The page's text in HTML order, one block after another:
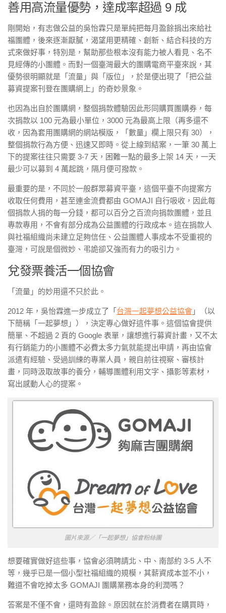
善用高流量優勢，達成率超過 9 成
剛開始，有志做公益的吳怡霖只是單純把每月盈餘捐出來給社
福團體，後來逐漸厭膩，渴望用更精確、創新、結合科技的方
式來做好事，特別是，幫助那些根本沒有能力被人看見、名不
見經傳的小團體。而對一個臺灣最大的團購電商平臺來說，其
優勢很明顯就是「流量」與「版位」，於是便出現了「把公益
募資提案刊登在團購網上」的奇妙景象。
也因為出自於團購網，整個捐款體驗因此形同購買團購券，每
次捐款以 100 元為最小單位，3000 元為最高上限（再多還不
收，因為套用團購網的網站模版，「數量」欄上限只有 30），
整個捐款行為方便、迅速又即時。從上線到結案，一筆 30 萬上
下的提案往往只需要 3-7 天，困難一點的最多上架 14 天，一天
最少可以募到 4 萬起跳，隔月便可撥款。
最重要的是，不同於一般群眾募資平臺，這個平臺不向提案方
收取任何費用，甚至連金流費都由 GOMAJI 自行吸收，因此每
個捐款人捐的每一分錢，都可以百分之百流向捐款團體，並且
專款專用，不會有部分成為公益團體的行政成本。這在捐款人
與社福組織尚未建立足夠信任、公益團體人事成本不受重視的
臺灣，可說是個微妙、弔詭卻又強而有力的吸引力。
兌發票養活一個協會
「流量」的妙用還不只於此。
2012 年，吳怡霖進一步成立了「 台灣一起夢想公益協會 」（以
下簡稱「一起夢想」），決定專心做好這件事。這個協會提供
簡單、不超過 2 頁的 Google 表單，讓想進行募資計畫，又不太
有行銷能力的小團體不必費太多力氣就能提出申請，再由協會
派遣有經驗、受過訓練的專業人員，親自前往視察、審核計
畫，同時汲取故事的養分，輔導團體利用文字、攝影等素材，
寫出感動人心的提案。
圖片來源／「一起夢想」協會粉絲團
想要確實做好這些事，協會必須聘請北、中、南部約 3-5 人不
等，幾乎已是一個小型社福組織的規模，其薪資成本並不小，
難道不會吃掉太多 GOMAJI 團購業務本身的利潤嗎？
答案是不僅不會，還時有盈餘。原因就在於消費者在購買時，